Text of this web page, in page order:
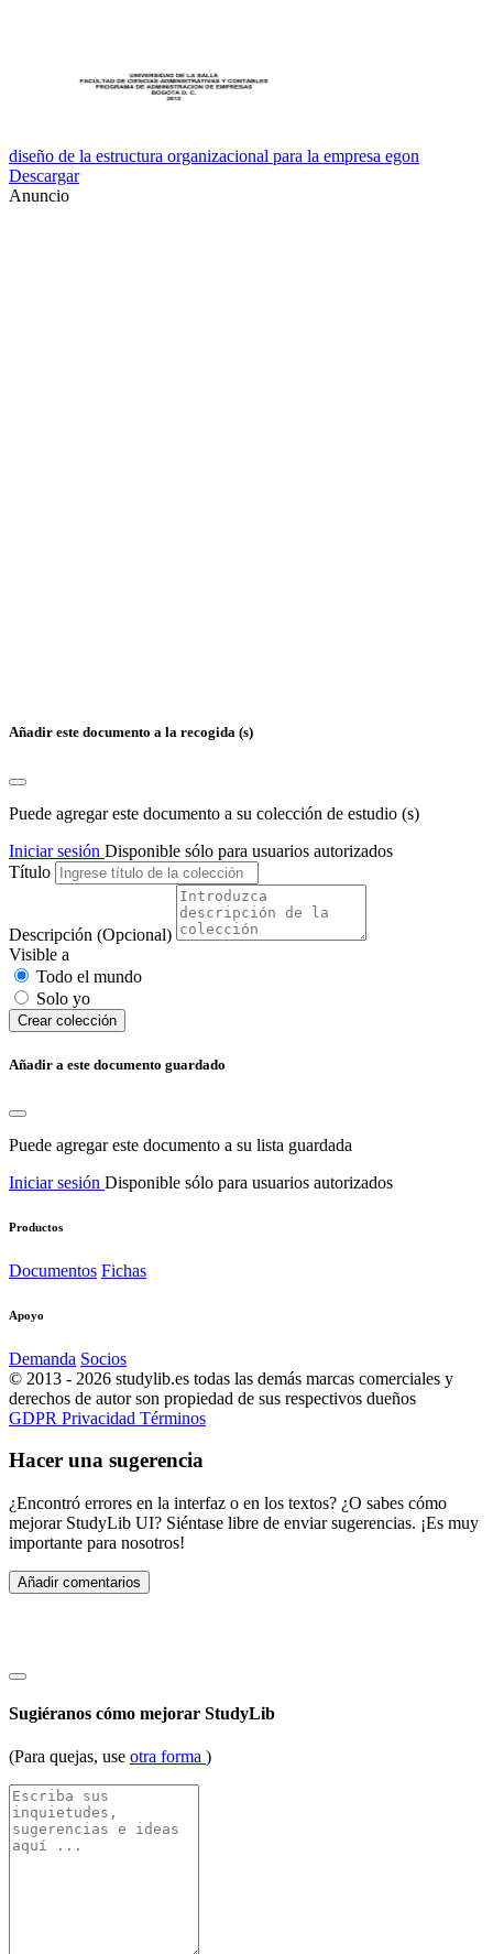
diseño de la estructura organizacional para la empresa egon
Descargar
Anuncio
Añadir este documento a la recogida (s)
Puede agregar este documento a su colección de estudio (s)
Iniciar sesión Disponible sólo para usuarios autorizados
Título
Descripción (Opcional)
Visible a
Todo el mundo
Solo yo
Сrear colección
Añadir a este documento guardado
Puede agregar este documento a su lista guardada
Iniciar sesión Disponible sólo para usuarios autorizados
Productos
Documentos Fichas
Apoyo
Demanda Socios
© 2013 - 2026 studylib.es todas las demás marcas comerciales y
derechos de autor son propiedad de sus respectivos dueños
GDPR Privacidad Términos
Hacer una sugerencia
¿Encontró errores en la interfaz o en los textos? ¿O sabes cómo
mejorar StudyLib UI? Siéntase libre de enviar sugerencias. ¡Es muy
importante para nosotros!
Añadir comentarios
Sugiéranos cómo mejorar StudyLib
(Para quejas, use otra forma )